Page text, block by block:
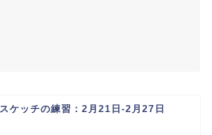
スケッチの練習：2月21日-2月27日